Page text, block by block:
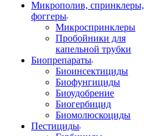
Микрополив, спринклеры,
фоггеры
Микроспринклеры
Пробойники для
капельной трубки
Биопрепараты
Биоинсектициды
Биофунгициды
Биоудобрение
Биогербицид
Биомолюскоциды
Пестициды